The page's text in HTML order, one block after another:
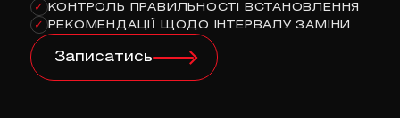
✓ КОНТРОЛЬ ПРАВИЛЬНОСТІ ВСТАНОВЛЕННЯ
✓ РЕКОМЕНДАЦІЇ ЩОДО ІНТЕРВАЛУ ЗАМІНИ
Записатись